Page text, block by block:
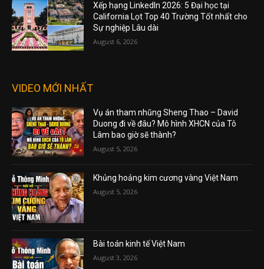
Xếp hạng LinkedIn 2026: 5 Đại học tại
California Lọt Top 40 Trường Tốt nhất cho
Sự nghiệp Lâu dài
August 6, 2026
VIDEO MỚI NHẤT
Vụ án tham nhũng Sheng Thao – David
Duong đi về đâu? Mô hình XHCN của Tô
Lâm bao giờ sẽ thành?
August 5, 2026
Khủng hoảng kim cương vàng Việt Nam
August 5, 2026
Bài toán kinh tế Việt Nam
August 3, 2026